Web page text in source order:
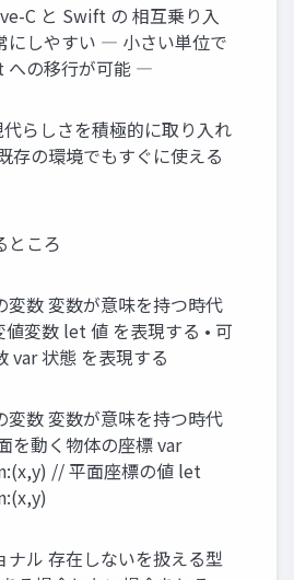
C と Swift の 相互乗り入
にしやすい ― 小さい単位で
への移行が可能 ―
らしさを積極的に取り入れ
存の環境でもすぐに使える
ところ
変数 変数が意味を持つ時代
値変数 let 値 を表現する • 可
var 状態 を表現する
変数 変数が意味を持つ時代
を動く物体の座標 var
// 平面座標の値 let
ナル 存在しないを扱える型